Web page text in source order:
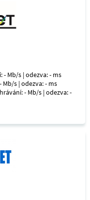
- Mb/s | odezva: - ms
Mb/s | odezva: - ms
- Mb/s | odezva: -